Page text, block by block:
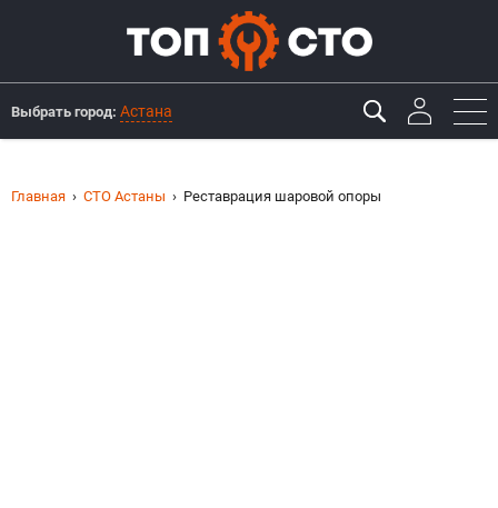
Выбрать город: Астана
Главная СТО Астаны Реставрация шаровой опоры